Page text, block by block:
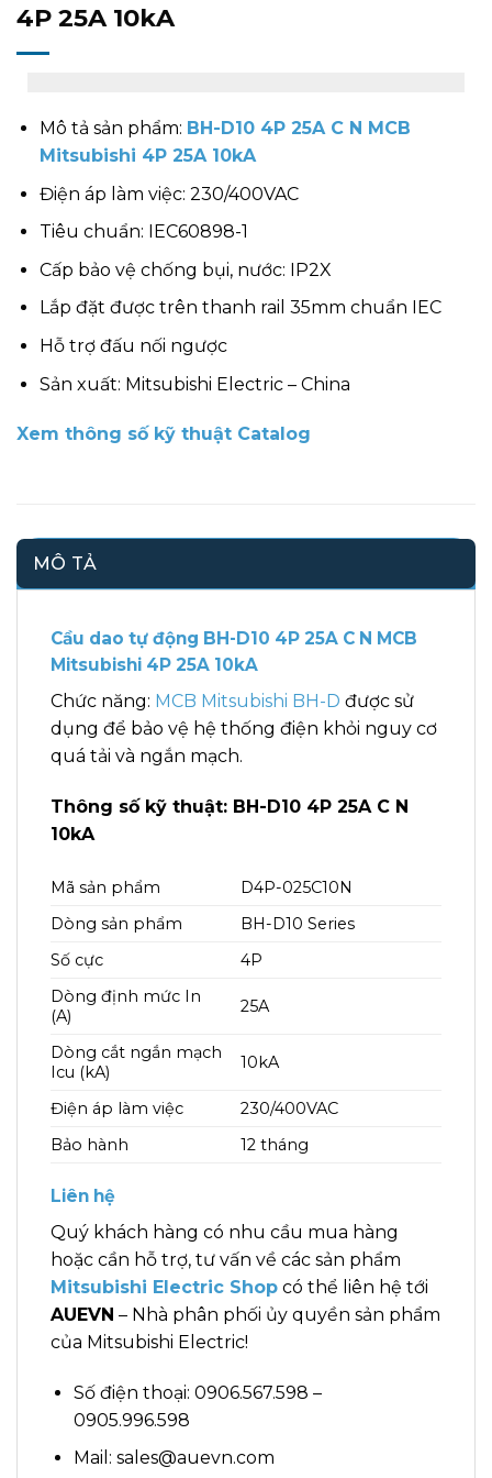
4P 25A 10kA
Mô tả sản phẩm: BH-D10 4P 25A C N MCB
Mitsubishi 4P 25A 10kA
Điện áp làm việc: 230/400VAC
Tiêu chuẩn: IEC60898-1
Cấp bảo vệ chống bụi, nước: IP2X
Lắp đặt được trên thanh rail 35mm chuẩn IEC
Hỗ trợ đấu nối ngược
Sản xuất: Mitsubishi Electric – China
Xem thông số kỹ thuật Catalog
MÔ TẢ
Cầu dao tự động BH-D10 4P 25A C N MCB
Mitsubishi 4P 25A 10kA
Chức năng: MCB Mitsubishi BH-D được sử
dụng để bảo vệ hệ thống điện khỏi nguy cơ
quá tải và ngắn mạch.
Thông số kỹ thuật: BH-D10 4P 25A C N
10kA
Mã sản phẩm
D4P-025C10N
Dòng sản phẩm
BH-D10 Series
Số cực
4P
Dòng định mức In
(A)
25A
Dòng cắt ngắn mạch
Icu (kA)
10kA
Điện áp làm việc
230/400VAC
Bảo hành
12 tháng
Liên hệ
Quý khách hàng có nhu cầu mua hàng
hoặc cần hỗ trợ, tư vấn về các sản phẩm
Mitsubishi Electric Shop có thể liên hệ tới
AUEVN – Nhà phân phối ủy quyền sản phẩm
của Mitsubishi Electric!
Số điện thoại: 0906.567.598 –
0905.996.598
Mail: sales@auevn.com